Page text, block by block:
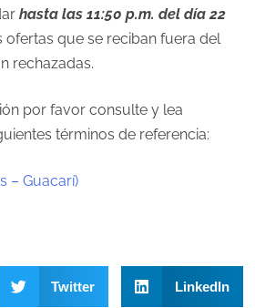
hasta las 11:50 p.m. del día 22
ofertas que se reciban fuera del
rechazadas.
por favor consulte y lea
términos de referencia:
– Guacarí)
Twitter LinkedIn